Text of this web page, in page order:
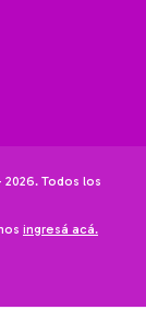
2026. Todos los
ingresá acá.